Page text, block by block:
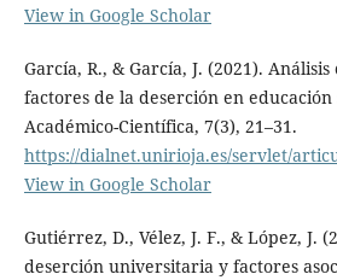
View in Google Scholar
García, R., & García, J. (2021).
factores de la deserción en
Académico-Científica, 7(3), 21–31.
https://dialnet.unirioja.es/servlet/
View in Google Scholar
Gutiérrez, D., Vélez, J. F., & López, J.
deserción universitaria y factores